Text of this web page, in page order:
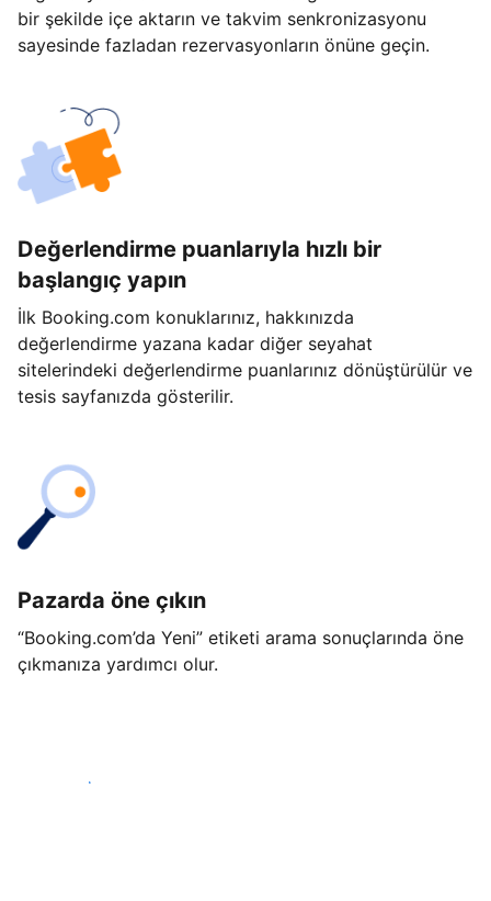
bir şekilde içe aktarın ve takvim senkronizasyonu
sayesinde fazladan rezervasyonların önüne geçin.
Değerlendirme puanlarıyla hızlı bir
başlangıç yapın
İlk Booking.com konuklarınız, hakkınızda
değerlendirme yazana kadar diğer seyahat
sitelerindeki değerlendirme puanlarınız dönüştürülür ve
tesis sayfanızda gösterilir.
Pazarda öne çıkın
“Booking.com’da Yeni” etiketi arama sonuçlarında öne
çıkmanıza yardımcı olur.
Hemen başla